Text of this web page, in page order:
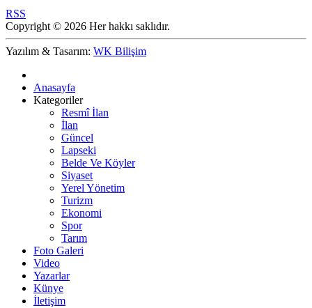
RSS
Copyright © 2026 Her hakkı saklıdır.
Yazılım & Tasarım: WK Bilişim
Anasayfa
Kategoriler
Resmî İlan
İlan
Güncel
Lapseki
Belde Ve Köyler
Siyaset
Yerel Yönetim
Turizm
Ekonomi
Spor
Tarım
Foto Galeri
Video
Yazarlar
Künye
İletişim